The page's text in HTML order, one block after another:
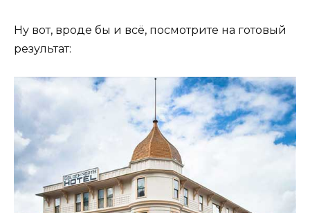
Ну вот, вроде бы и всё, посмотрите на готовый
результат: